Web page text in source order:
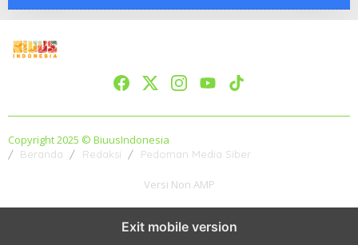
Copyright 2025 © BiuusIndonesia
Beranda Redaksi Pedoman Media Siber
Versi Non AMP
Exit mobile version